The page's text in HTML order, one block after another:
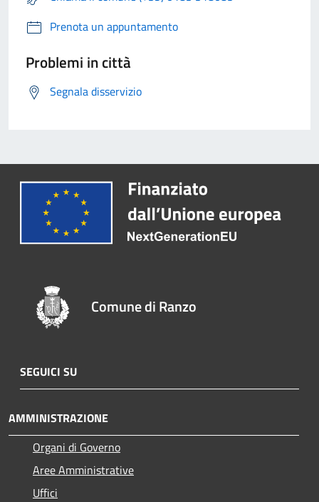
Prenota un appuntamento
Problemi in città
Segnala disservizio
Comune di Ranzo
SEGUICI SU
AMMINISTRAZIONE
Organi di Governo
Aree Amministrative
Uffici